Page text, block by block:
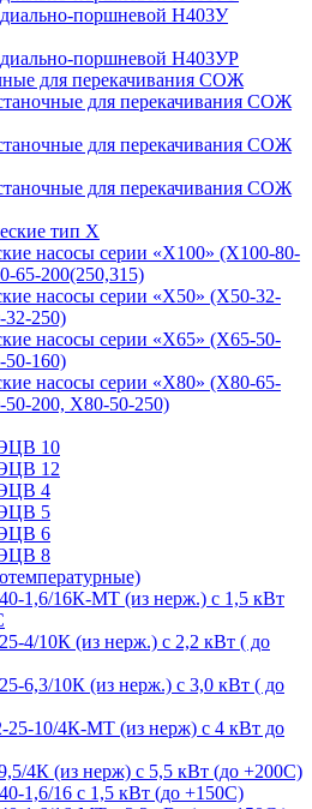
поршневой Н403У
поршневой Н403УР
для перекачивания СОЖ
для перекачивания СОЖ
для перекачивания СОЖ
для перекачивания СОЖ
тип Х
насосы серии «Х100» (Х100-80-
65-200(250,315)
насосы серии «Х50» (Х50-32-
32-250)
насосы серии «Х65» (Х65-50-
50-160)
насосы серии «Х80» (Х80-65-
50-200, Х80-50-250)
10
12
4
5
6
8
1,6/16К-МТ (из нерж.) с 1,5 кВт
4/10К (из нерж.) с 2,2 кВт ( до
6,3/10К (из нерж.) с 3,0 кВт ( до
10/4К-МТ (из нерж) с 4 кВт до
4К (из нерж) с 5,5 кВт (до +200С)
1,6/16 с 1,5 кВт (до +150С)